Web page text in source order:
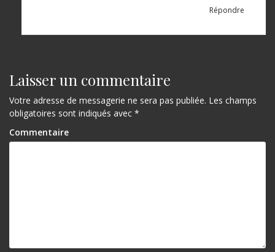
Répondre
Laisser un commentaire
Votre adresse de messagerie ne sera pas publiée. Les champs
obligatoires sont indiqués avec *
Commentaire